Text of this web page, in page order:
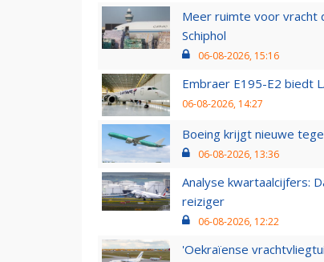
Meer ruimte voor vracht
Schiphol
06-08-2026, 15:16
Embraer E195-E2 biedt
06-08-2026, 14:27
Boeing krijgt nieuwe
06-08-2026, 13:36
Analyse kwartaalcijfers:
reiziger
06-08-2026, 12:22
'Oekraïense